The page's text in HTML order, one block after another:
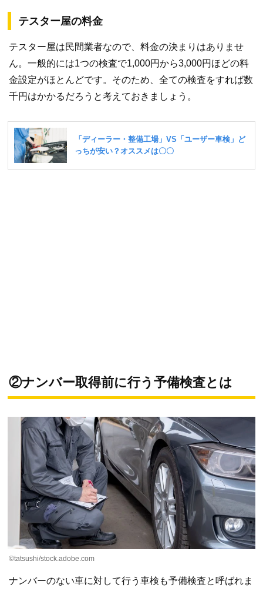
テスター屋の料金
テスター屋は民間業者なので、料金の決まりはありませ
ん。一般的には1つの検査で1,000円から3,000円ほどの料
金設定がほとんどです。そのため、全ての検査をすれば数
千円はかかるだろうと考えておきましょう。
②ナンバー取得前に行う予備検査とは
©tatsushi/stock.adobe.com
ナンバーのない車に対して行う車検も予備検査と呼ばれま